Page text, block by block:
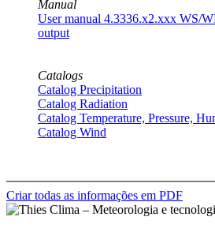
Manual
User manual 4.3336.x2.xxx WS/­
output
Catalogs
Catalog Precipitation
Catalog Radiation
Catalog Temperature, Pressure,
Catalog Wind
Criar todas as informações em PDF